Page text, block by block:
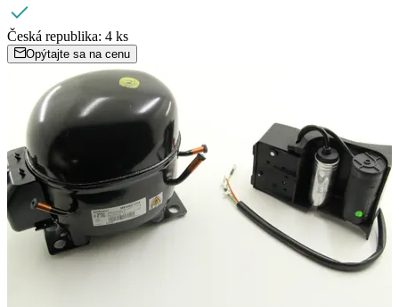
Česká republika: 4 ks
Opýtajte sa na cenu